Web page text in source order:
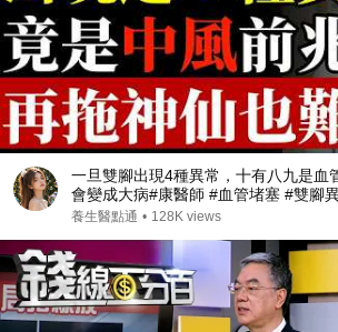
一旦雙腳出現4種異常，十有八九是血
會變成大病#康醫師 #血管堵塞 #雙腳
肺栓塞 #銀髮族養生 #猝死預防 #血液
養生醫點通 • 128K views